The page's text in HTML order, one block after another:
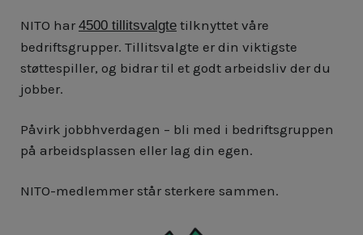
NITO har 4500 tillitsvalgte tilknyttet våre
bedriftsgrupper. Tillitsvalgte er din viktigste
støttespiller, og bidrar til et godt arbeidsliv der du
jobber.
Påvirk jobbhverdagen – bli med i bedriftsgruppen
på arbeidsplassen eller lag din egen.
NITO-medlemmer står sterkere sammen.